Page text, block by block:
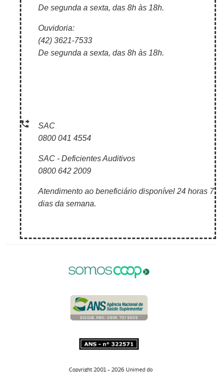
De segunda a sexta, das 8h às 18h.
Ouvidoria:
(42) 3621-7533
De segunda a sexta, das 8h às 18h.
SAC
0800 041 4554
SAC - Deficientes Auditivos
0800 642 2009
Atendimento ao beneficiário disponível 24 horas 7
dias da semana.
Copyright 2001 - 2026 Unimed do